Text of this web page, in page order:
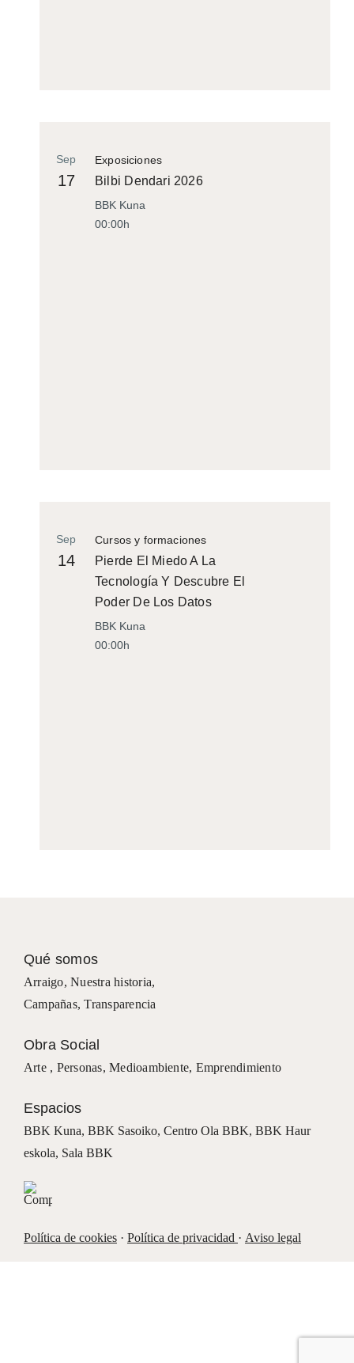
Exposiciones
Sep
17 Bilbi Dendari 2026
BBK Kuna
00:00h
Cursos y formaciones
Sep
14
Pierde El Miedo A La
Tecnología Y Descubre El
Poder De Los Datos
BBK Kuna
00:00h
Qué somos
Arraigo,Nuestra historia,
Campañas, Transparencia
Obra Social
Arte , Personas,Medioambiente, Emprendimiento
Espacios
BBK Kuna, BBK Sasoiko, Centro Ola BBK, BBK Haur
eskola, Sala BBK
Política de cookies· Política de privacidad · Aviso legal